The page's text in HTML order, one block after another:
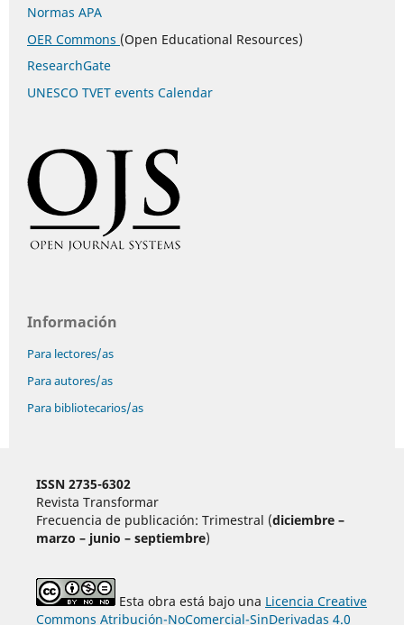
Normas APA
OER Commons (Open Educational Resources)
ResearchGate
UNESCO TVET events Calendar
Información
Para lectores/as
Para autores/as
Para bibliotecarios/as
ISSN 2735-6302
Revista Transformar
Frecuencia de publicación: Trimestral (diciembre –
marzo – junio – septiembre)
Esta obra está bajo una Licencia Creative
Commons Atribución-NoComercial-SinDerivadas 4.0